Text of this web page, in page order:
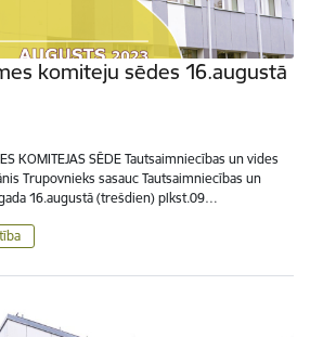
komiteju sēdes 16.augustā
KOMITEJAS SĒDE Tautsaimniecības un vides
Trupovnieks sasauc Tautsaimniecības un
16.augustā (trešdien) plkst.09…